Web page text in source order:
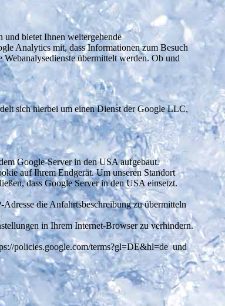
bietet Ihnen weitergehende
Analytics mit, dass Informationen zum Besuch
übermittelt werden. Ob und
sich hierbei um einen Dienst der Google LLC,
Google-Server in den USA aufgebaut.
auf Ihrem Endgerät. Um unseren Standort
dass Google Server in den USA einsetzt.
die Anfahrtsbeschreibung zu übermitteln
in Ihrem Internet-Browser zu verhindern.
policies.google.com/terms?gl=DE&hl=de und